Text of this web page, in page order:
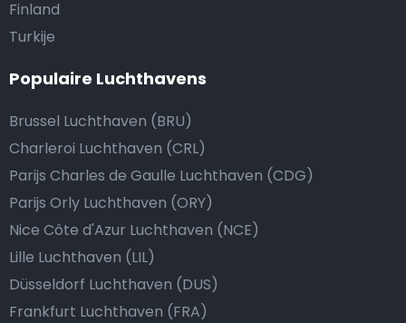
Finland
Turkije
Populaire Luchthavens
Brussel Luchthaven (BRU)
Charleroi Luchthaven (CRL)
Parijs Charles de Gaulle Luchthaven (CDG)
Parijs Orly Luchthaven (ORY)
Nice Côte d'Azur Luchthaven (NCE)
Lille Luchthaven (LIL)
Düsseldorf Luchthaven (DUS)
Frankfurt Luchthaven (FRA)